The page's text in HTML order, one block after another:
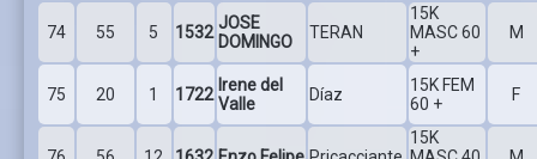
74 55 5 1532 JOSE
DOMINGO
TERAN
15K
MASC 60
+
M
75 20 1 1722 Irene del
Valle
Díaz
15K FEM
60 +
F
15K